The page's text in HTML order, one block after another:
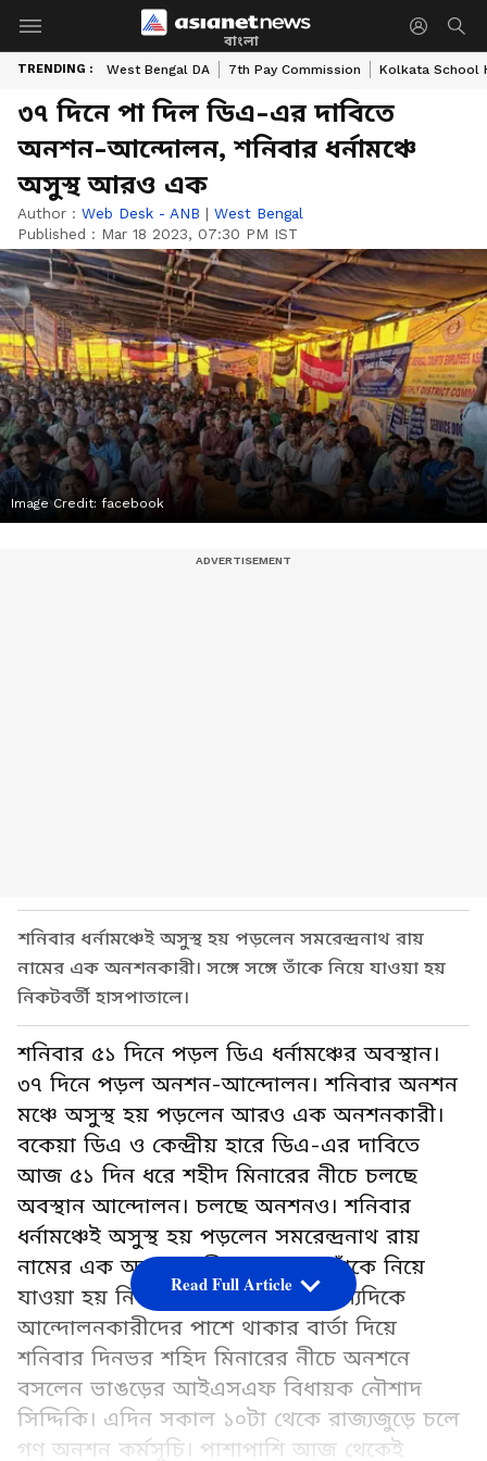
বাংলা
TRENDING : West Bengal DA 7th Pay Commission Kolkata School
৩৭ দিনে পা দিল ডিএ-এর দাবিতে
অনশন-আন্দোলন, শনিবার ধর্নামঞ্চে
অসুস্থ আরও এক
Author : Web Desk - ANB | West Bengal
Published : Mar 18 2023, 07:30 PM IST
Image Credit: facebook
শনিবার ধর্নামঞ্চেই অসুস্থ হয় পড়লেন সমরেন্দ্রনাথ রায়
নামের এক অনশনকারী। সঙ্গে সঙ্গে তাঁকে নিয়ে যাওয়া হয়
নিকটবর্তী হাসপাতালে।
শনিবার ৫১ দিনে পড়ল ডিএ ধর্নামঞ্চের অবস্থান।
৩৭ দিনে পড়ল অনশন-আন্দোলন। শনিবার অনশন
মঞ্চে অসুস্থ হয় পড়লেন আরও এক অনশনকারী।
বকেয়া ডিএ ও কেন্দ্রীয় হারে ডিএ-এর দাবিতে
আজ ৫১ দিন ধরে শহীদ মিনারের নীচে চলছে
অবস্থান আন্দোলন। চলছে অনশনও। শনিবার
ধর্নামঞ্চেই অসুস্থ হয় পড়লেন সমরেন্দ্রনাথ রায়
নামের এক অনশনকারী। সঙ্গে সঙ্গে তাঁকে নিয়ে
যাওয়া হয় নিকটবর্তী হাসপাতালে। অন্যদিকে
আন্দোলনকারীদের পাশে থাকার বার্তা দিয়ে
শনিবার দিনভর শহিদ মিনারের নীচে অনশনে
বসলেন ভাঙড়ের আইএসএফ বিধায়ক নৌশাদ
সিদ্দিকি। এদিন সকাল ১০টা থেকে রাজ্যজুড়ে চলে
গণ অনশন কর্মসূচি। পাশাপাশি আজ থেকেই
Read Full Article